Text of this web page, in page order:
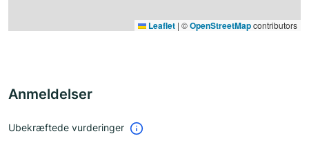
Leaflet | ©OpenStreetMapcontributors
Anmeldelser
Ubekræftede vurderinger